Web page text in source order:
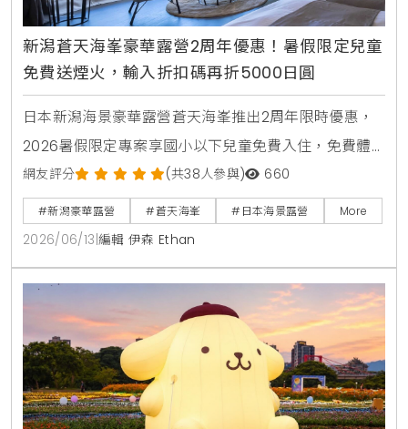
新潟蒼天海峯豪華露營2周年優惠！暑假限定兒童
免費送煙火，輸入折扣碼再折5000日圓
日本新潟海景豪華露營蒼天海峯推出2周年限時優惠，
2026暑假限定專案享國小以下兒童免費入住，免費體
驗日本煙火與撈水球，享受私人海景三溫暖與新潟在地
頂級烤肉。
網友評分 (共38人參與) 660
#新潟豪華露營 #蒼天海峯 #日本海景露營 More
2026/06/13 編輯 伊森 Ethan